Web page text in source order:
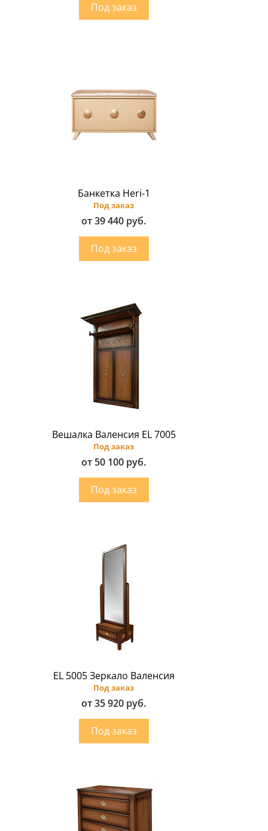
Банкетка Heri-1
Под заказ
от 39 440 руб.
Вешалка Валенсия EL 7005
Под заказ
от 50 100 руб.
EL 5005 Зеркало Валенсия
Под заказ
от 35 920 руб.